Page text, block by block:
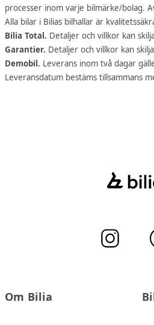
processer inom varje bilmärke/bolag.
Alla bilar i Bilias bilhallar är
Bilia Total. Detaljer och villkor kan
Garantier. Detaljer och villkor kan
Demobil. Leverans inom två dagar
Leveransdatum bestäms tillsammans
Om Bilia